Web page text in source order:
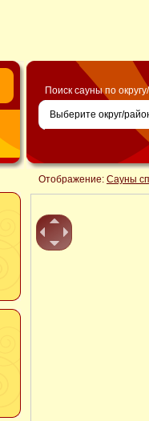
Поиск сауны по
Отображение: Сауны